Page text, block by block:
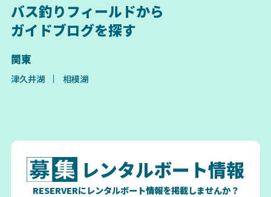
バス釣りフィールドから
ガイドブログを探す
関東
津久井湖 相模湖
レンタルボート情報
RESERVERにレンタルボート情報を掲載しませんか？